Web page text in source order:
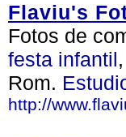
Flaviu's
Fotos de
festa infantil,
Rom.
http://